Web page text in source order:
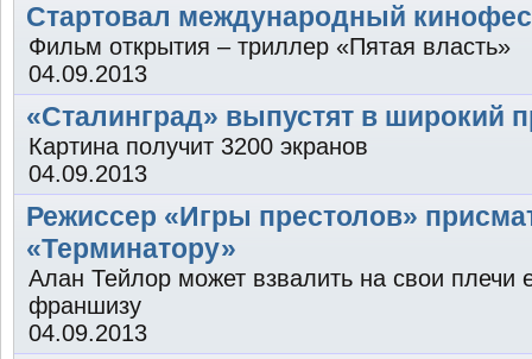
Стартовал международный
Фильм открытия – триллер «Пятая власть»
04.09.2013
«Сталинград» выпустят в широкий
Картина получит 3200 экранов
04.09.2013
Режиссер «Игры престолов»
«Терминатору»
Алан Тейлор может взвалить на свои плечи
франшизу
04.09.2013